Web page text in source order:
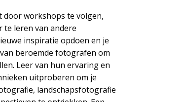
door workshops te volgen,
leren van andere
inspiratie opdoen en je
beroemde fotografen om
Leer van hun ervaring en
uitproberen om je
landschapsfotografie